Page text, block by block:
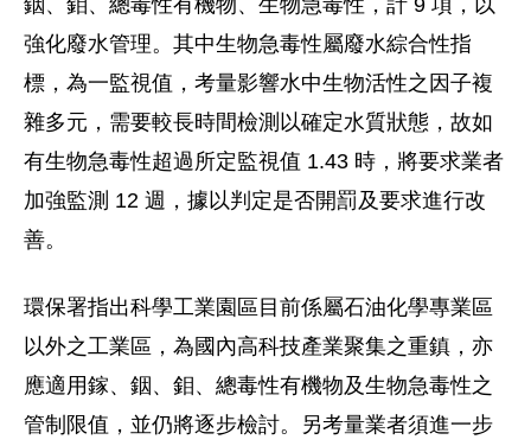
銦、鉬、總毒性有機物、生物急毒性，計 9 項，以
強化廢水管理。其中生物急毒性屬廢水綜合性指
標，為一監視值，考量影響水中生物活性之因子複
雜多元，需要較長時間檢測以確定水質狀態，故如
有生物急毒性超過所定監視值 1.43 時，將要求業者
加強監測 12 週，據以判定是否開罰及要求進行改
善。
環保署指出科學工業園區目前係屬石油化學專業區
以外之工業區，為國內高科技產業聚集之重鎮，亦
應適用鎵、銦、鉬、總毒性有機物及生物急毒性之
管制限值，並仍將逐步檢討。另考量業者須進一步